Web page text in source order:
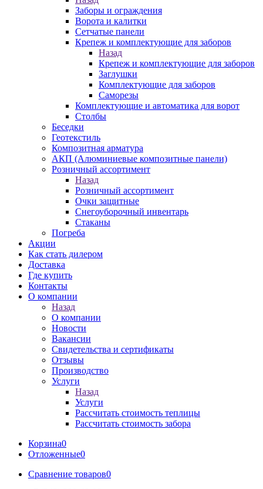
Заборы и ограждения
Ворота и калитки
Сетчатые панели
Крепеж и комплектующие для заборов
Назад
Крепеж и комплектующие для заборов
Заглушки
Комплектующие для заборов
Саморезы
Комплектующие и автоматика для ворот
Столбы
Беседки
Геотекстиль
Композитная арматура
АКП (Алюминиевые композитные панели)
Розничный ассортимент
Назад
Розничный ассортимент
Очки защитные
Снегоуборочный инвентарь
Стаканы
Погреба
Акции
Как стать дилером
Доставка
Где купить
Контакты
О компании
Назад
О компании
Новости
Вакансии
Свидетельства и сертификаты
Отзывы
Производство
Услуги
Назад
Услуги
Рассчитать стоимость теплицы
Рассчитать стоимость забора
Корзина0
Отложенные0
Сравнение товаров0